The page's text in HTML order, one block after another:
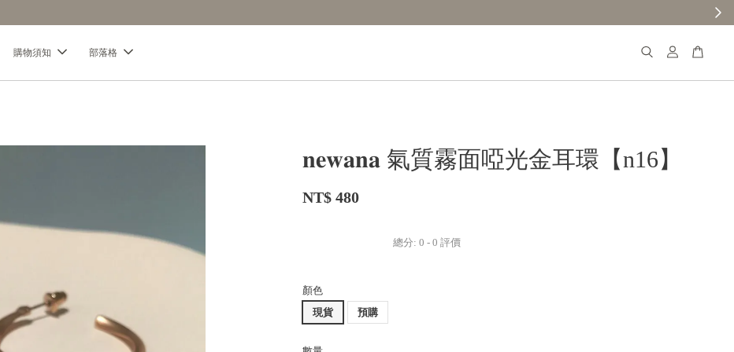
購物須知 部落格
𝐧𝐞𝐰𝐚𝐧𝐚 氣質霧面啞光金耳環【n16】
NT$ 480
總分:0 -0 評價
顏色
現貨
預購